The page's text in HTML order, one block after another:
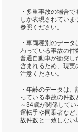
・多重事故の場合
しか表現されてい
参照ください。
・車両種別のデー
わっている事故の件
普通自動車が衝突し
含まれるため、現実
注意ください。
・年齢のデータは
っている事故の件
～34歳が関係して
運転手や同乗者など
故件数と一致しない